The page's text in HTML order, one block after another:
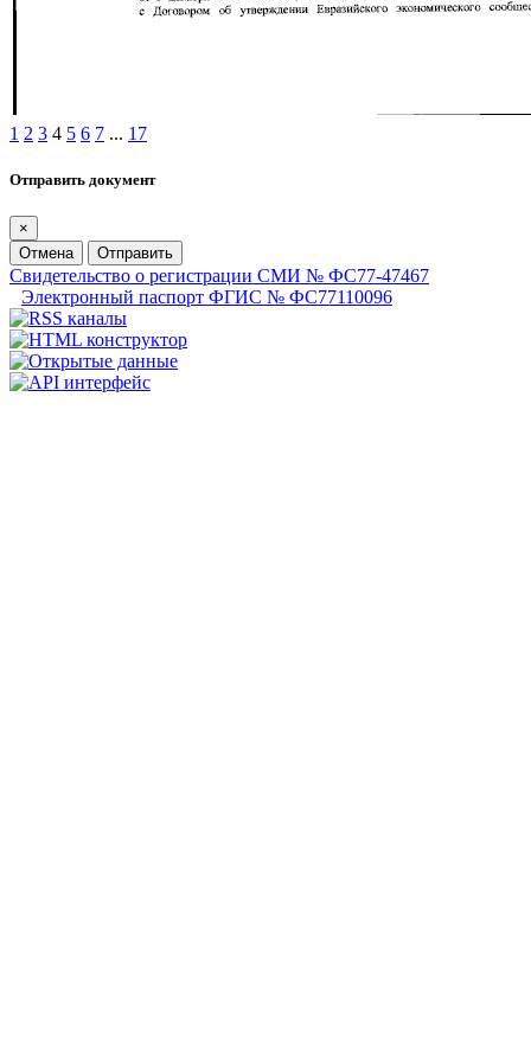
1 2 3 4 5 6 7 ... 17
Отправить документ
×
Отмена
Отправить
Свидетельство о регистрации СМИ № ФС77-47467
Электронный паспорт ФГИС № ФС77110096